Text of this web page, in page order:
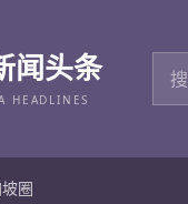
闻头条
HEADLINES
搜
圈